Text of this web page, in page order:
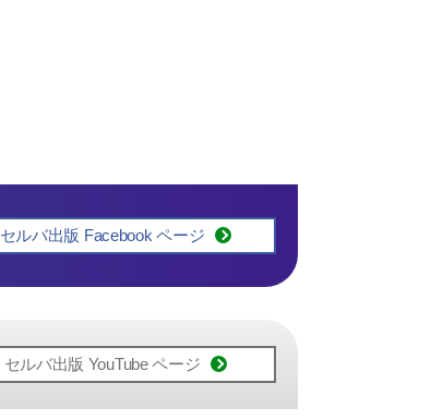
セルバ出版 Facebook ページ
セルバ出版 YouTube ページ